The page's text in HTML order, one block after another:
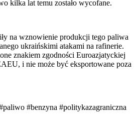
kilka lat temu zostało wycofane.
na wznowienie produkcji tego paliwa
ukraińskimi atakami na rafinerie.
znakiem zgodności Euroazjatyckiej
i nie może być eksportowane poza
#benzyna #politykazagraniczna